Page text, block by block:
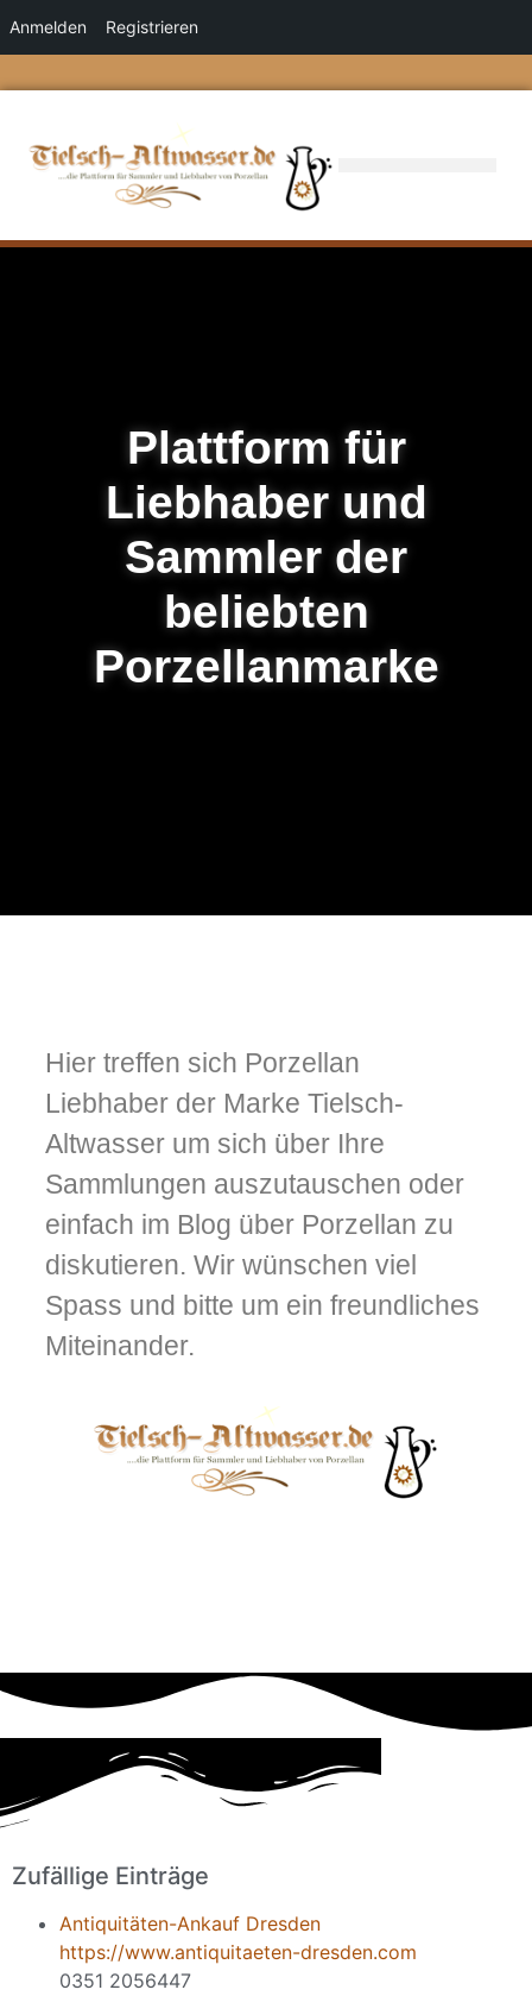
Anmelden Registrieren
Plattform für
Liebhaber und
Sammler der
beliebten
Porzellanmarke
Hier treffen sich Porzellan
Liebhaber der Marke Tielsch-
Altwasser um sich über Ihre
Sammlungen auszutauschen oder
einfach im Blog über Porzellan zu
diskutieren. Wir wünschen viel
Spass und bitte um ein freundliches
Miteinander.
Zufällige Einträge
Antiquitäten-Ankauf Dresden
https://www.antiquitaeten-dresden.com
0351 2056447